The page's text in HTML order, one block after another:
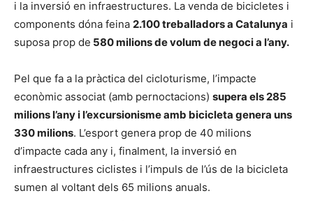
i la inversió en infraestructures. La venda de bicicletes i
components dóna feina 2.100 treballadors a Catalunya i
suposa prop de 580 milions de volum de negoci a l’any.
Pel que fa a la pràctica del cicloturisme, l’impacte
econòmic associat (amb pernoctacions) supera els 285
milions l’any i l’excursionisme amb bicicleta genera uns
330 milions. L’esport genera prop de 40 milions
d’impacte cada any i, finalment, la inversió en
infraestructures ciclistes i l’impuls de l’ús de la bicicleta
sumen al voltant dels 65 milions anuals.